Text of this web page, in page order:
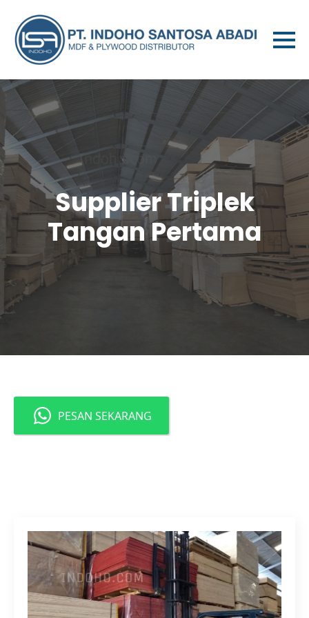
Supplier Triplek
Tangan Pertama
PESAN SEKARANG